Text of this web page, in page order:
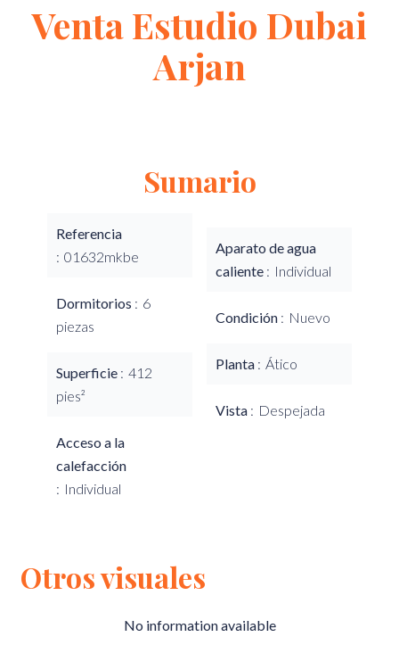
Venta Estudio Dubai
Arjan
Sumario
Referencia
01632mkbe
Dormitorios
6
piezas
Superficie
412
pies²
Acceso a la
calefacción
Individual
Aparato de agua
caliente
Individual
Condición Nuevo
Planta Ático
Vista Despejada
Otros visuales
No information available